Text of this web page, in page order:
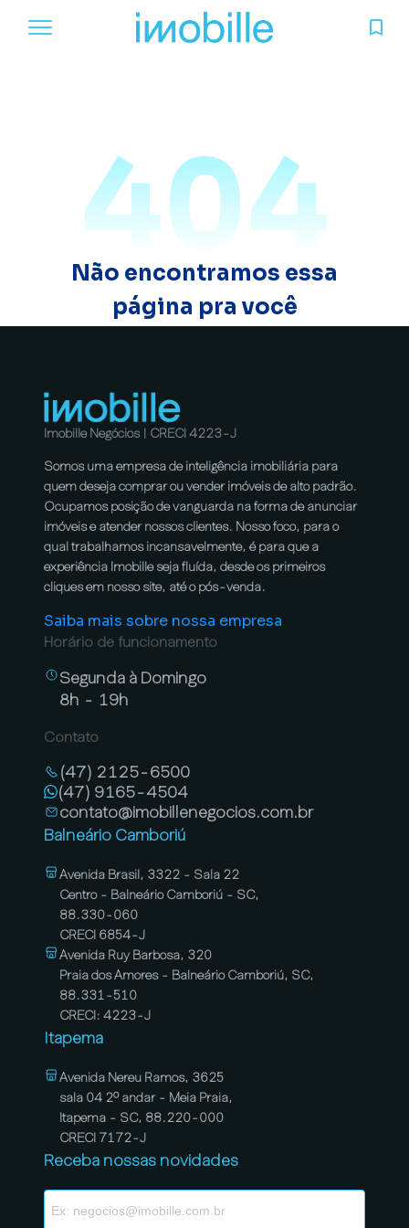
404
Não encontramos essa
página pra você
Imobille Negócios | CRECI 4223-J
Somos uma empresa de inteligência imobiliária para
quem deseja comprar ou vender imóveis de alto padrão.
Ocupamos posição de vanguarda na forma de anunciar
imóveis e atender nossos clientes. Nosso foco, para o
qual trabalhamos incansavelmente, é para que a
experiência Imobille seja fluída, desde os primeiros
cliques em nosso site, até o pós-venda.
Saiba mais sobre nossa empresa
Horário de funcionamento
Segunda à Domingo
8h - 19h
Contato
(47) 2125-6500
(47) 9165-4504
contato@imobillenegocios.com.br
Balneário Camboriú
Avenida Brasil, 3322 - Sala 22
Centro - Balneário Camboriú - SC,
88.330-060
CRECI 6854-J
Avenida Ruy Barbosa, 320
Praia dos Amores - Balneário Camboriú, SC,
88.331-510
CRECI: 4223-J
Itapema
Avenida Nereu Ramos, 3625
sala 04 2º andar - Meia Praia,
Itapema - SC, 88.220-000
CRECI 7172-J
Receba nossas novidades